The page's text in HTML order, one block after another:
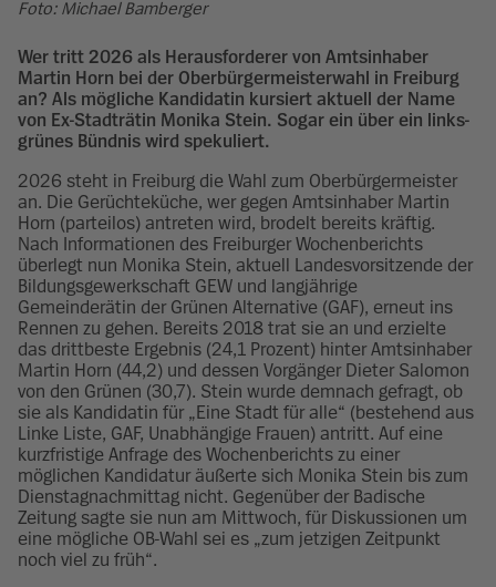
Foto: Michael Bamberger
Wer tritt 2026 als Herausforderer von Amtsinhaber
Martin Horn bei der Oberbürgermeisterwahl in Freiburg
an? Als mögliche Kandidatin kursiert aktuell der Name
von Ex-Stadträtin Monika Stein. Sogar ein über ein links-
grünes Bündnis wird spekuliert.
2026 steht in Freiburg die Wahl zum Oberbürgermeister
an. Die Gerüchteküche, wer gegen Amtsinhaber Martin
Horn (parteilos) antreten wird, brodelt bereits kräftig.
Nach Informationen des Freiburger Wochenberichts
überlegt nun Monika Stein, aktuell Landesvorsitzende der
Bildungsgewerkschaft GEW und langjährige
Gemeinderätin der Grünen Alternative (GAF), erneut ins
Rennen zu gehen. Bereits 2018 trat sie an und erzielte
das drittbeste Ergebnis (24,1 Prozent) hinter Amtsinhaber
Martin Horn (44,2) und dessen Vorgänger Dieter Salomon
von den Grünen (30,7). Stein wurde demnach gefragt, ob
sie als Kandidatin für „Eine Stadt für alle“ (bestehend aus
Linke Liste, GAF, Unabhängige Frauen) antritt. Auf eine
kurzfristige Anfrage des Wochenberichts zu einer
möglichen Kandidatur äußerte sich Monika Stein bis zum
Dienstagnachmittag nicht. Gegenüber der Badische
Zeitung sagte sie nun am Mittwoch, für Diskussionen um
eine mögliche OB-Wahl sei es „zum jetzigen Zeitpunkt
noch viel zu früh“.